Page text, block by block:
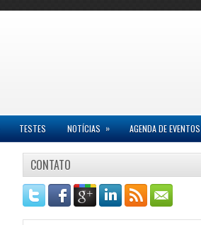
TESTES NOTÍCIAS » AGENDA DE EVENTOS
CONTATO